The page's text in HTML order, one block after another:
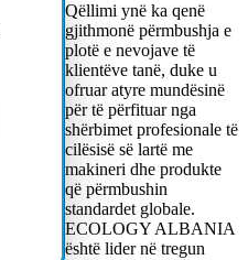
Qëllimi ynë ka qenë
gjithmonë përmbushja e
plotë e nevojave të
klientëve tanë, duke u
ofruar atyre mundësinë
për të përfituar nga
shërbimet profesionale të
cilësisë së lartë me
makineri dhe produkte
që përmbushin
standardet globale.
ECOLOGY ALBANIA
është lider në tregun